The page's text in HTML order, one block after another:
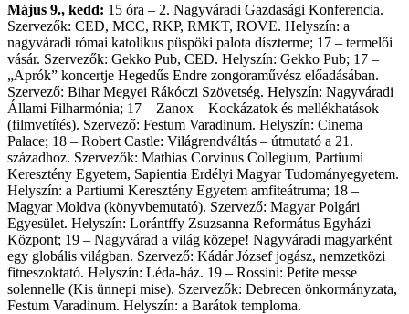
Május 9., kedd: 15 óra – 2. Nagyváradi Gazdasági Konferencia.
Szervezők: CED, MCC, RKP, RMKT, ROVE. Helyszín: a
nagyváradi római katolikus püspöki palota díszterme; 17 – termelői
vásár. Szervezők: Gekko Pub, CED. Helyszín: Gekko Pub; 17 –
„Aprók” koncertje Hegedűs Endre zongoraművész előadásában.
Szervező: Bihar Megyei Rákóczi Szövetség. Helyszín: Nagyváradi
Állami Filharmónia; 17 – Zanox – Kockázatok és mellékhatások
(filmvetítés). Szervező: Festum Varadinum. Helyszín: Cinema
Palace; 18 – Robert Castle: Világrendváltás – útmutató a 21.
századhoz. Szervezők: Mathias Corvinus Collegium, Partiumi
Keresztény Egyetem, Sapientia Erdélyi Magyar Tudományegyetem.
Helyszín: a Partiumi Keresztény Egyetem amfiteátruma; 18 –
Magyar Moldva (könyvbemutató). Szervező: Magyar Polgári
Egyesület. Helyszín: Lorántffy Zsuzsanna Református Egyházi
Központ; 19 – Nagyvárad a világ közepe! Nagyváradi magyarként
egy globális világban. Szervező: Kádár József jogász, nemzetközi
fitneszoktató. Helyszín: Léda-ház. 19 – Rossini: Petite messe
solennelle (Kis ünnepi mise). Szervezők: Debrecen önkormányzata,
Festum Varadinum. Helyszín: a Barátok temploma.